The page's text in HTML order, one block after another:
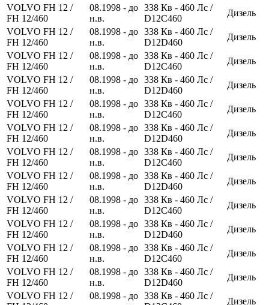
VOLVO FH 12 /
FH 12/460
08.1998 - до
н.в.
338 Кв - 460 Лс /
D12C460
Дизель
VOLVO FH 12 /
FH 12/460
08.1998 - до
н.в.
338 Кв - 460 Лс /
D12D460
Дизель
VOLVO FH 12 /
FH 12/460
08.1998 - до
н.в.
338 Кв - 460 Лс /
D12C460
Дизель
VOLVO FH 12 /
FH 12/460
08.1998 - до
н.в.
338 Кв - 460 Лс /
D12D460
Дизель
VOLVO FH 12 /
FH 12/460
08.1998 - до
н.в.
338 Кв - 460 Лс /
D12C460
Дизель
VOLVO FH 12 /
FH 12/460
08.1998 - до
н.в.
338 Кв - 460 Лс /
D12D460
Дизель
VOLVO FH 12 /
FH 12/460
08.1998 - до
н.в.
338 Кв - 460 Лс /
D12C460
Дизель
VOLVO FH 12 /
FH 12/460
08.1998 - до
н.в.
338 Кв - 460 Лс /
D12D460
Дизель
VOLVO FH 12 /
FH 12/460
08.1998 - до
н.в.
338 Кв - 460 Лс /
D12C460
Дизель
VOLVO FH 12 /
FH 12/460
08.1998 - до
н.в.
338 Кв - 460 Лс /
D12D460
Дизель
VOLVO FH 12 /
FH 12/460
08.1998 - до
н.в.
338 Кв - 460 Лс /
D12C460
Дизель
VOLVO FH 12 /
FH 12/460
08.1998 - до
н.в.
338 Кв - 460 Лс /
D12D460
Дизель
VOLVO FH 12 /
08.1998 - до 338 Кв - 460 Лс /
Дизель